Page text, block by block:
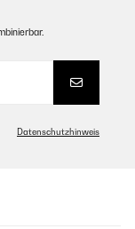
04/05/2021
Datenschutzhinweis